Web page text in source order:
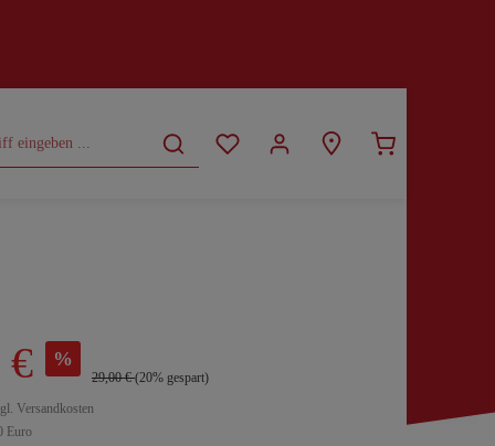
CURVY
%
29,00 €(20% gespart)
Versandkosten
Euro